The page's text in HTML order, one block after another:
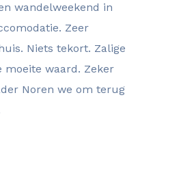
wandelweekend in
Zeer
Niets tekort. Zalige
moeite waard. Zeker
Noren we om terug